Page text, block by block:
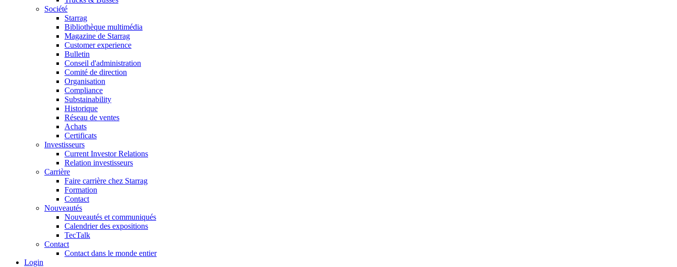
Société
Starrag
Bibliothèque multimédia
Magazine de Starrag
Customer experience
Bulletin
Conseil d'administration
Comité de direction
Organisation
Compliance
Substainability
Historique
Réseau de ventes
Achats
Certificats
Investisseurs
Current Investor Relations
Relation investisseurs
Carrière
Faire carrière chez Starrag
Formation
Contact
Nouveautés
Nouveautés et communiqués
Calendrier des expositions
TecTalk
Contact
Contact dans le monde entier
Login